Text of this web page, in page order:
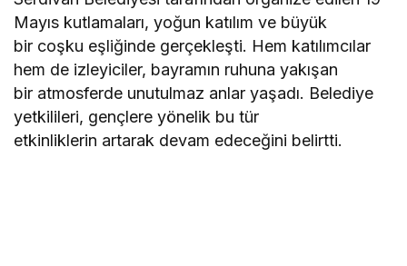
Mayıs kutlamaları, yoğun katılım ve büyük
bir coşku eşliğinde gerçekleşti. Hem katılımcılar
hem de izleyiciler, bayramın ruhuna yakışan
bir atmosferde unutulmaz anlar yaşadı. Belediye
yetkilileri, gençlere yönelik bu tür
etkinliklerin artarak devam edeceğini belirtti.